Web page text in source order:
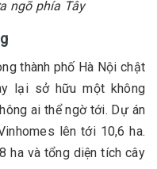
ngõ phía Tây
thành phố Hà Nội chật
lại sở hữu một không
ai thể ngờ tới. Dự án
lên tới 10,6 ha.
ha và tổng diện tích cây